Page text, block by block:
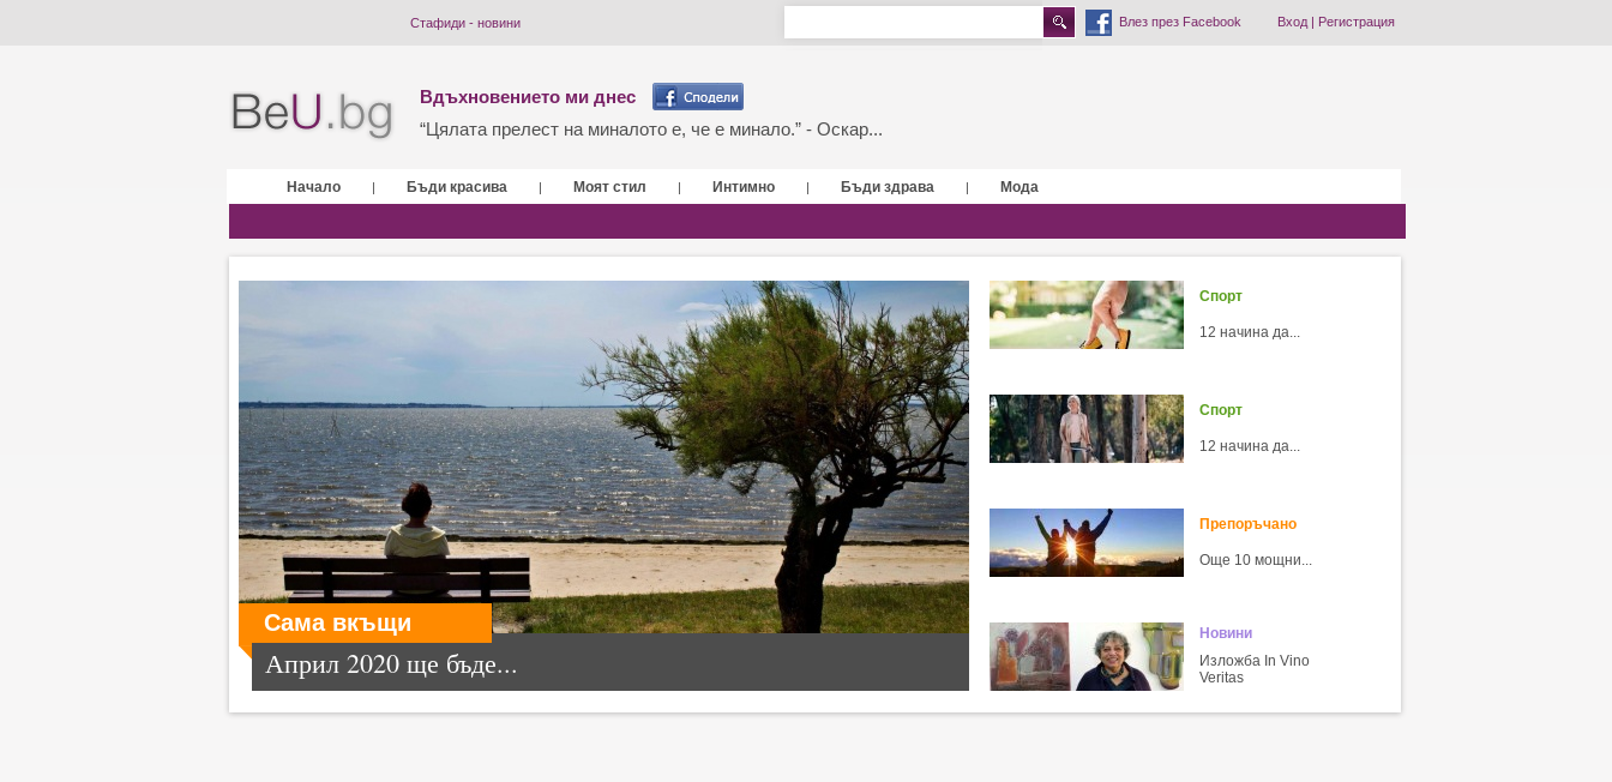
Стафиди - новини Влез през Facebook Вход| Регистрация
Вдъхновението ми днес
“Цялата прелест на миналото е, че е минало.” - Оскар...
Начало | Бъди красива | Моят стил | Интимно | Бъди здрава | Мода
Сама вкъщи
Април 2020 ще бъде...
Спорт
12 начина да...
Спорт
12 начина да...
Препоръчано
Още 10 мощни...
Новини
Изложба In Vino
Veritas